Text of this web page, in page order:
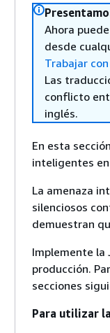
Ahora
desde
Trabajar
Las
conflicto
inglés.
En esta
inteligentes
La amenaza
silenciosos
demuestran
Implemente la
producción.
secciones
Para utilizar